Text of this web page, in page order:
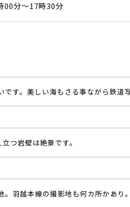
00分～17時30分
です。美しい海もさる事ながら鉄道
つ岩壁は絶景です。
羽越本線の撮影地も何カ所かあり。